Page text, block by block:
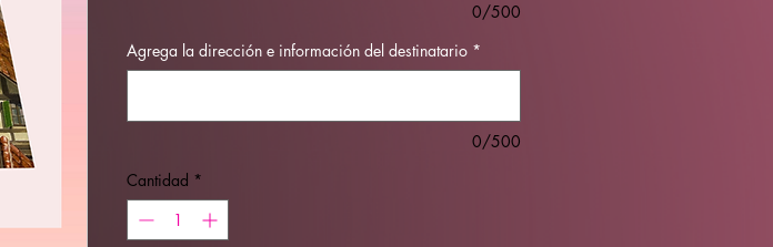
0/500
Agrega la dirección e información del destinatario *
0/500
Cantidad *